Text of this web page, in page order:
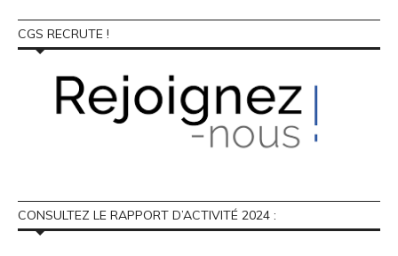
CGS RECRUTE !
CONSULTEZ LE RAPPORT D’ACTIVITÉ 2024 :